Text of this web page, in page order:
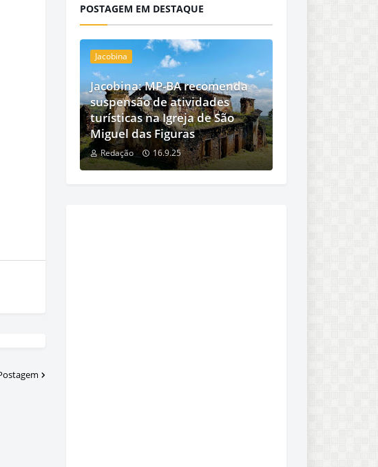
POSTAGEM EM DESTAQUE
Jacobina
Jacobina: MP-BA recomenda
suspensão de atividades
turísticas na Igreja de São
Miguel das Figuras
Redação 16.9.25